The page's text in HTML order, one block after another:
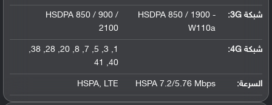
شبكة 3G :
HSDPA 850 / 1900 -
W110a
HSDPA 850 / 900 /
2100
شبكة 4G :
1
,
3
,
5
,
7
,
8
,
20
,
28
,
38
,
40
,
41
السرعة: HSPA 7.2/5.76 Mbps
HSPA, LTE